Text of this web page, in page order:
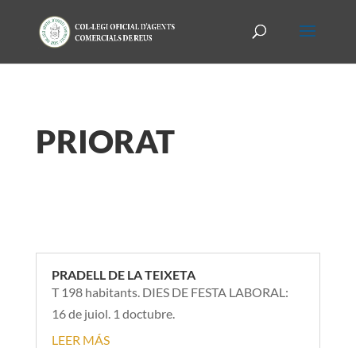
PRIORAT
PRADELL DE LA TEIXETA
T 198 habitants. DIES DE FESTA LABORAL:
16 de juiol. 1 doctubre.
LEER MÁS